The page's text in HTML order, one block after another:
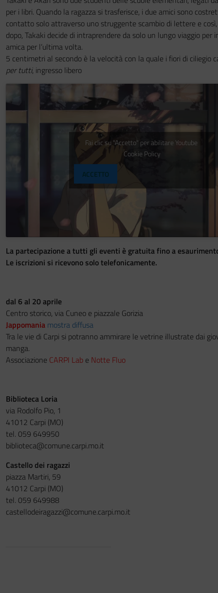
per i libri. Quando la ragazza si trasferisce, i due amici sono
contatto solo attraverso uno struggente scambio di lettere e
dopo, Takaki decide di intraprendere da solo un lungo viaggio per
amica per l’ultima volta.
5 centimetri al secondo è la velocità con la quale i fiori di ciliegio
per tutti, ingresso libero
Fai clic su "Accetto" per abilitare Youtube
Cookie Policy
ACCETTO
La partecipazione a tutti gli eventi è gratuita fino a
Le iscrizioni si ricevono solo telefonicamente.
dal 6 al 20 aprile
Centro storico, via Cuneo e piazzale Gorizia
Jappomania mostra diffusa
Tra le vie di Carpi si potranno ammirare le vetrine illustrate dai
manga.
Associazione CARPI Lab e Notte Fluo
Biblioteca Loria
via Rodolfo Pio, 1
41012 Carpi (MO)
tel. 059 649950
biblioteca@comune.carpi.mo.it
Castello dei ragazzi
piazza Martiri, 59
41012 Carpi (MO)
tel. 059 649988
castellodeiragazzi@comune.carpi.mo.it